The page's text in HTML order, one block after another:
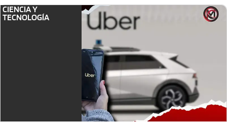
CIENCIA Y
TECNOLOGÍA